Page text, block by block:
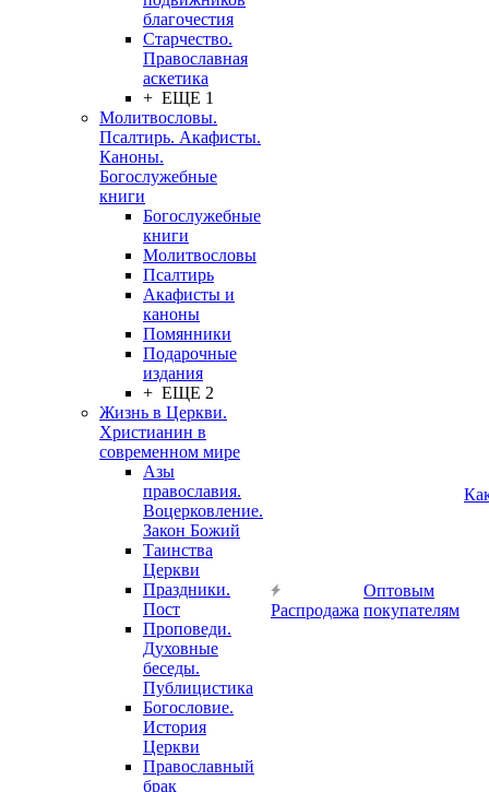
благочестия
Старчество.
Православная
аскетика
+ ЕЩЕ 1
Молитвословы.
Псалтирь. Акафисты.
Каноны.
Богослужебные
книги
Богослужебные
книги
Молитвословы
Псалтирь
Акафисты и
каноны
Помянники
Подарочные
издания
+ ЕЩЕ 2
Жизнь в Церкви.
Христианин в
современном мире
Азы
православия.
Воцерковление.
Закон Божий
Таинства
Церкви
Праздники.
Пост
Проповеди.
Духовные
беседы.
Публицистика
Богословие.
История
Церкви
Православный
брак
Распродажа
Оптовым
покупателям